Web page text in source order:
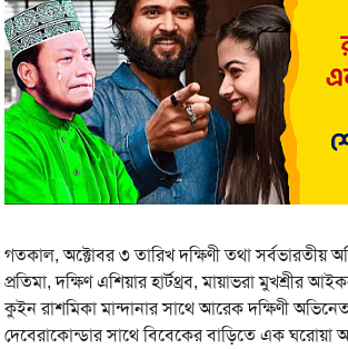
গতকাল, অক্টোবর ৩ তারিখ দক্ষিণী তথা সর্বভারতীয়
প্রতিমা, দক্ষিণ এশিয়ার হার্টথ্রব, মায়াভরা মুখশ্রীর
কুইন রাশমিকা মান্দানার সাথে আরেক দক্ষিণী
দেবেরাকোন্ডার সাথে বিবেকের বাড়িতে এক